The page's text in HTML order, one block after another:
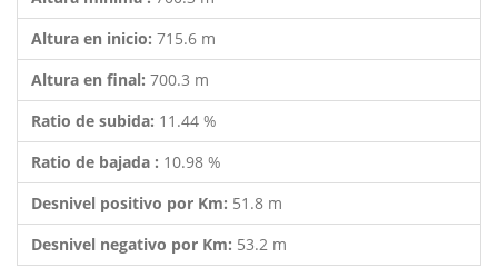
Altura en inicio: 715.6 m
Altura en final: 700.3 m
Ratio de subida: 11.44 %
Ratio de bajada : 10.98 %
Desnivel positivo por Km: 51.8 m
Desnivel negativo por Km: 53.2 m